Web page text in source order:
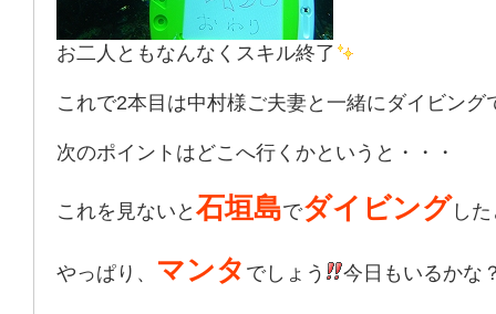
お二人ともなんなくスキル終了
これで2本目は中村様ご夫妻と一緒にダイビング
次のポイントはどこへ行くかというと・・・
これを見ないと 石垣島でダイビング し
やっぱり、 マンタ でしょう 今日もいるかな